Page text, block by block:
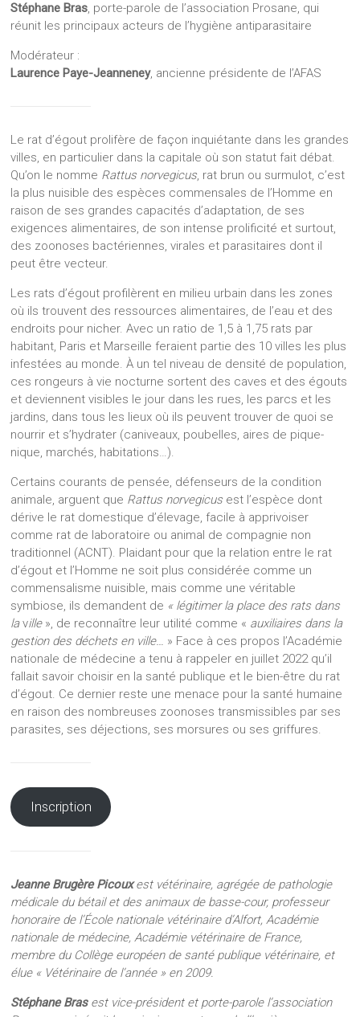
Stéphane Bras, porte-parole de l’association Prosane, qui
réunit les principaux acteurs de l’hygiène antiparasitaire
Modérateur :
Laurence Paye-Jeanneney, ancienne présidente de l’AFAS
Le rat d’égout prolifère de façon inquiétante dans les grandes
villes, en particulier dans la capitale où son statut fait débat.
Qu’on le nomme Rattus norvegicus, rat brun ou surmulot, c’est
la plus nuisible des espèces commensales de l’Homme en
raison de ses grandes capacités d’adaptation, de ses
exigences alimentaires, de son intense prolificité et surtout,
des zoonoses bactériennes, virales et parasitaires dont il
peut être vecteur.
Les rats d’égout profilèrent en milieu urbain dans les zones
où ils trouvent des ressources alimentaires, de l’eau et des
endroits pour nicher. Avec un ratio de 1,5 à 1,75 rats par
habitant, Paris et Marseille feraient partie des 10 villes les plus
infestées au monde. À un tel niveau de densité de population,
ces rongeurs à vie nocturne sortent des caves et des égouts
et deviennent visibles le jour dans les rues, les parcs et les
jardins, dans tous les lieux où ils peuvent trouver de quoi se
nourrir et s’hydrater (caniveaux, poubelles, aires de pique-
nique, marchés, habitations…).
Certains courants de pensée, défenseurs de la condition
animale, arguent que Rattus norvegicusest l’espèce dont
dérive le rat domestique d’élevage, facile à apprivoiser
comme rat de laboratoire ou animal de compagnie non
traditionnel (ACNT). Plaidant pour que la relation entre le rat
d’égout et l’Homme ne soit plus considérée comme un
commensalisme nuisible, mais comme une véritable
symbiose, ils demandent de « légitimer la place des rats dans
laville», de reconnaître leur utilité comme « auxiliaires dans la
gestion des déchets en ville… » Face à ces propos l’Académie
nationale de médecine a tenu à rappeler en juillet 2022 qu’il
fallait savoir choisir en la santé publique et le bien-être du rat
d’égout. Ce dernier reste une menace pour la santé humaine
en raison des nombreuses zoonoses transmissibles par ses
parasites, ses déjections, ses morsures ou ses griffures.
Inscription
Jeanne Brugère Picouxest vétérinaire, agrégée de pathologie
médicale du bétail et des animaux de basse-cour, professeur
honoraire de l’École nationale vétérinaire d’Alfort, Académie
nationale de médecine, Académie vétérinaire de France,
membre du Collège européen de santé publique vétérinaire, et
élue « Vétérinaire de l’année » en 2009.
Stéphane Bras est vice-président et porte-parole l’association